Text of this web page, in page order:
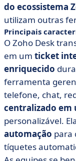
do ecossistema
utilizam outras
Principais
O Zoho Desk
em um ticket
enriquecido
ferramenta
telefone, chat,
centralizado em
personalizável.
automação para
tíquetes